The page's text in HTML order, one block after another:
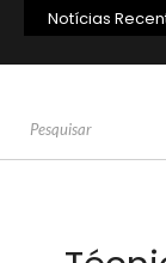
Notícias Carne: Menor demanda da China exige reforço da diplomacia e inovação